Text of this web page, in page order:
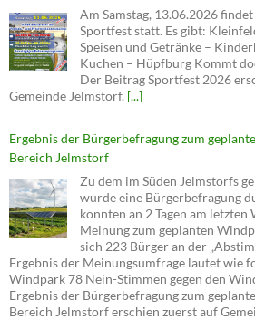
Am Samstag, 13.06.2026
Sportfest statt. Es gibt:
Speisen und Getränke –
Kuchen – Hüpfburg Kommt
Der Beitrag Sportfest 2026
Gemeinde Jelmstorf. [...]
Ergebnis der Bürgerbefragung zum
Bereich Jelmstorf
Zu dem im Süden Jelmstorfs
wurde eine Bürgerbefragung
konnten an 2 Tagen am
Meinung zum geplanten
sich 223 Bürger an der
Ergebnis der Meinungsumfrage lautet wie
Windpark 78 Nein-Stimmen gegen den
Ergebnis der Bürgerbefragung zum
Bereich Jelmstorf erschien zuerst auf